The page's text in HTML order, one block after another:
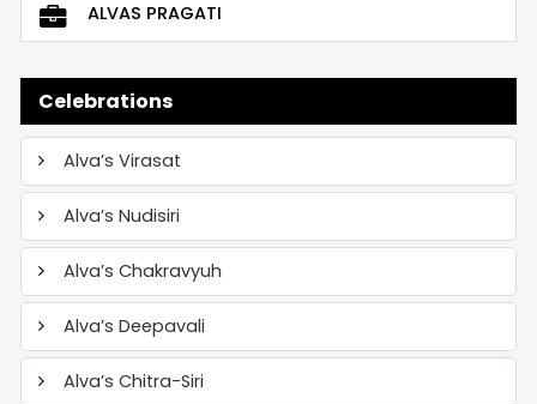
ALVAS PRAGATI
Celebrations
Alva’s Virasat
Alva’s Nudisiri
Alva’s Chakravyuh
Alva’s Deepavali
Alva’s Chitra-Siri